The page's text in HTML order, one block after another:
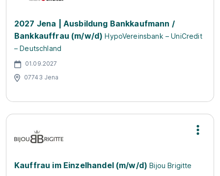
2027 Jena | Ausbildung Bankkaufmann /
Bankkauffrau (m/w/d) HypoVereinsbank – UniCredit
– Deutschland
01.09.2027
07743 Jena
Kauffrau im Einzelhandel (m/w/d) Bijou Brigitte